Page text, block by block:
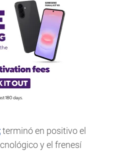
terminó en positivo el
y el frenesí